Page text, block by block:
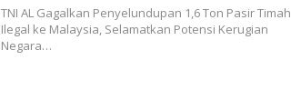
TNI AL Gagalkan Penyelundupan 1,6 Ton Pasir Timah
Ilegal ke Malaysia, Selamatkan Potensi Kerugian
Negara…